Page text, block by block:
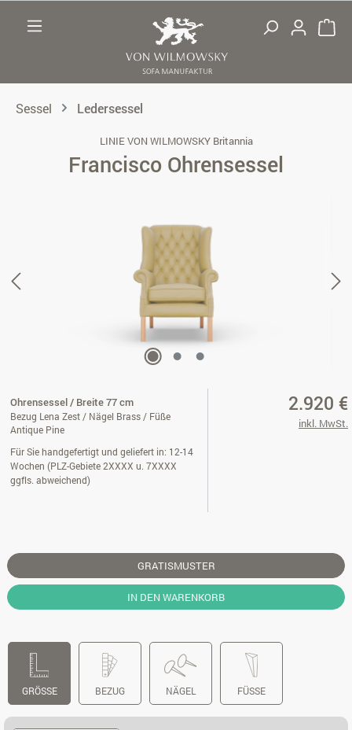
Sessel Ledersessel
LINIE VON WILMOWSKY Britannia
Francisco Ohrensessel
Ohrensessel / Breite 77 cm
Bezug Lena Zest / Nägel Brass / Füße
Antique Pine
Für Sie handgefertigt und geliefert in: 12-14
Wochen (PLZ-Gebiete 2XXXX u. 7XXXX
ggfls. abweichend)
2.920 €
inkl. MwSt.
GRATISMUSTER
IN DEN WARENKORB
GRÖSSE BEZUG NÄGEL FÜSSE